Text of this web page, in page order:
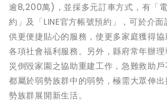
逾8,200萬)，並採多元訂車方式，有「
約」及「LINE官方帳號預約」，可於介
供更便捷貼心的服務，使更多家庭獲得
各項社會福利服務。另外，縣府常年辦
災倒毀家園之協助重建工作，急難救助
都屬於弱勢族群中的弱勢，極需大眾伸
勢族群展開新生活。